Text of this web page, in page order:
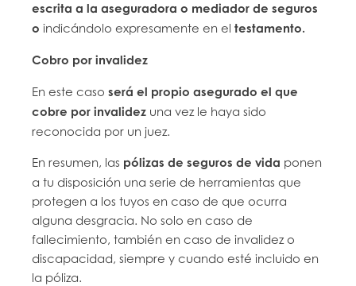
escrita a la aseguradora o mediador de seguros
oindicándolo expresamente en eltestamento.
Cobro por invalidez
En este casoserá el propio asegurado el que
cobre por invalidez una vez le haya sido
reconocida por un juez.
En resumen, las pólizas de seguros de vida ponen
a tu disposición una serie de herramientas que
protegen a los tuyos en caso de que ocurra
alguna desgracia. No solo en caso de
fallecimiento, también en caso de invalidez o
discapacidad, siempre y cuando esté incluido en
la póliza.